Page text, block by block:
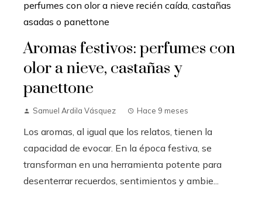
Aromas festivos: perfumes con
olor a nieve, castañas y
panettone
Samuel Ardila Vásquez Hace 9 meses
Los aromas, al igual que los relatos, tienen la
capacidad de evocar. En la época festiva, se
transforman en una herramienta potente para
desenterrar recuerdos, sentimientos y ambie...